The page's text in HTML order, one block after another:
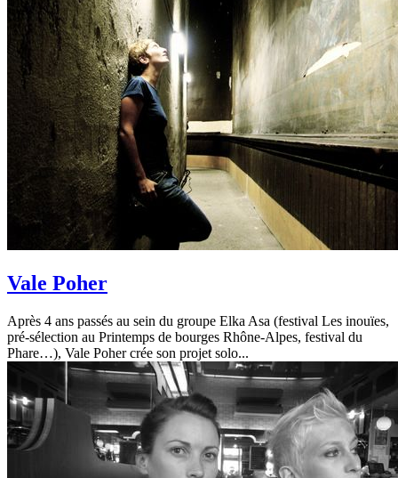
Vale Poher
Après 4 ans passés au sein du groupe Elka Asa (festival Les inouïes,
pré-sélection au Printemps de bourges Rhône-Alpes, festival du
Phare…), Vale Poher crée son projet solo...